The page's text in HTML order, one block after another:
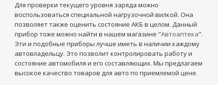
Для проверки текущего уровня заряда можно
воспользоваться специальной нагрузочной вилкой. Она
позволяет также оценить состояние АКБ в целом. Данный
прибор тоже можно найти в нашем магазине "Автоаптека".
Эти и подобные приборы лучше иметь в наличии каждому
автовладельцу. Это позволит контролировать работу и
состояние автомобиля и его составляющих. Мы предлагаем
высокое качество товаров для авто по приемлемой цене.